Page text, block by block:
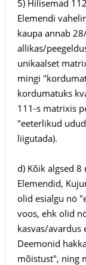
5) Hilisemad
Elemendi
kaupa annab
allikas/
unikaalset
mingi
kordumatuks
111-s matrixis
"eeterlikud
liigutada).
d) Kõik algsed 8
Elemendid,
olid esialgu nö
voos, ehk olid
kasvas/avardus
Deemonid
mõistust", ning